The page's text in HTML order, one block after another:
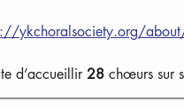
ykchoralsociety.org/
d’accueillir 28 chœurs sur